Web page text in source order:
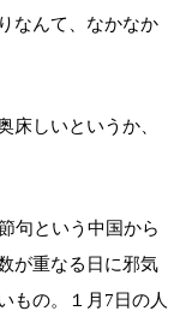
なんて、なかなか
しいというか、
句という中国から
が重なる日に邪気
もの。１月7日の人